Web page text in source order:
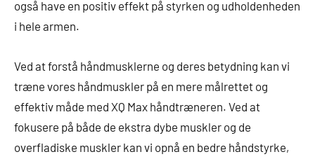
også have en positiv effekt på styrken og udholdenheden
i hele armen.
Ved at forstå håndmusklerne og deres betydning kan vi
træne vores håndmuskler på en mere målrettet og
effektiv måde med XQ Max håndtræneren. Ved at
fokusere på både de ekstra dybe muskler og de
overfladiske muskler kan vi opnå en bedre håndstyrke,